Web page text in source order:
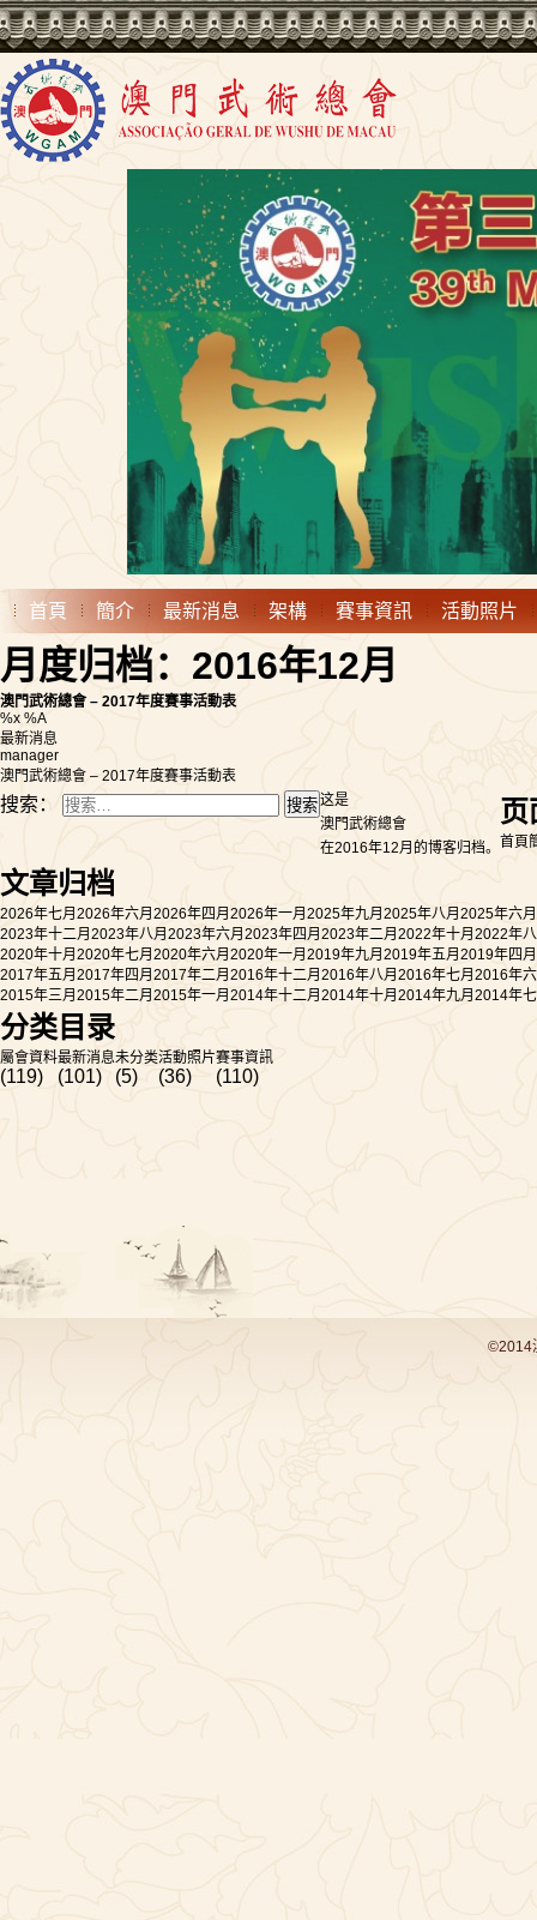
首頁 簡介 最新消息 架構 賽事資訊 活動照片
月度归档：2016年12月
澳門武術總會 – 2017年度賽事活動表
%x %A
最新消息
manager
澳門武術總會 – 2017年度賽事活動表
搜索：
这是
澳門武術總會
在2016年12月的博客归档。
页
首頁
文章归档
2026年七月 2026年六月 2026年四月 2026年一月 2025年九月 2025年八月 2025年六月
2023年十二月 2023年八月 2023年六月 2023年四月 2023年二月 2022年十月 2022年
2020年十月 2020年七月 2020年六月 2020年一月 2019年九月 2019年五月 2019年四月
2017年五月 2017年四月 2017年二月 2016年十二月 2016年八月 2016年七月 2016年
2015年三月 2015年二月 2015年一月 2014年十二月 2014年十月 2014年九月 2014年
分类目录
屬會資料
(119)
最新消息
(101)
未分类
(5)
活動照片
(36)
賽事資訊
(110)
©2014